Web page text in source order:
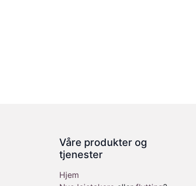
Våre produkter og
tjenester
Hjem